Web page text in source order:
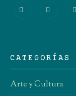
CATEGORÍAS
Arte y Cultura